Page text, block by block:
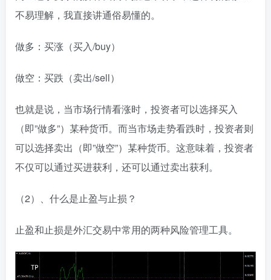
不易理解，我直接讲通俗易懂的。
做多：买涨（买入/buy）
做空：买跌（卖出/sell）
也就是说，当市场行情看涨时，投资者可以选择买入
（即”做多”）某种货币。而当市场走势看跌时，投资者则
可以选择卖出（即”做空”）某种货币。这意味着，投资者
不仅可以通过买进获利，还可以通过卖出获利。
（2）、什么是止盈与止损？
止盈和止损是外汇交易中常用的两种风险管理工具。